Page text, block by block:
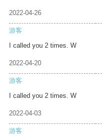
2022-04-26
游客
I called you 2 times. W
2022-04-20
游客
I called you 2 times. W
2022-04-03
游客